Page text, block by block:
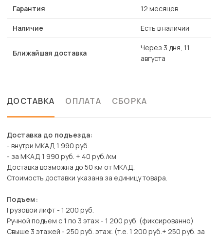
Гарантия 12 месяцев
Наличие Есть в наличии
Ближайшая доставка
Через 3 дня, 11
августа
ДОСТАВКА ОПЛАТА СБОРКА
Доставка до подъезда:
- внутри МКАД 1 990 руб.
- за МКАД 1 990 руб. + 40 руб./км
Доставка возможна до 50 км от МКАД.
Стоимость доставки указана за единицу товара.
Подъем:
Грузовой лифт - 1 200 руб.
Ручной подъем с 1 по 3 этаж - 1 200 руб. (фиксированно)
Свыше 3 этажей - 250 руб. этаж. (т.е. 1 200 руб.+ 250 руб. за